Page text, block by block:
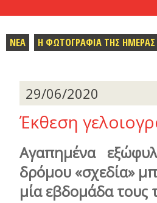
ΝΕΑ Η ΦΩΤΟΓΡΑΦΙΑ ΤΗΣ ΗΜΕΡΑΣ
29/06/2020
Έκθεση
Αγαπημένα
δρόμου «σχεδία»
μία εβδομάδα τους